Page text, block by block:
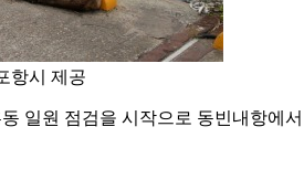
항시 제공
일원 점검을 시작으로 동빈내항